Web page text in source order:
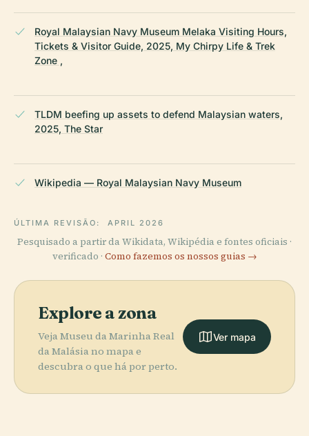
Royal Malaysian Navy Museum Melaka Visiting Hours,
Tickets & Visitor Guide, 2025, My Chirpy Life & Trek
Zone ,
TLDM beefing up assets to defend Malaysian waters,
2025, The Star
Wikipedia — Royal Malaysian Navy Museum
ÚLTIMA REVISÃO: APRIL 2026
Pesquisado a partir da Wikidata, Wikipédia e fontes oficiais ·
verificado · Como fazemos os nossos guias →
Explore a zona
Veja Museu da Marinha Real
da Malásia no mapa e
descubra o que há por perto.
Ver mapa